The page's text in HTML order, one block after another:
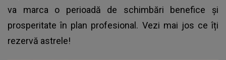
va marca o perioadă de schimbări benefice și
prosperitate în plan profesional. Vezi mai jos ce îți
rezervă astrele!